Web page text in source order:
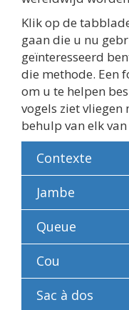
Klik op de
gaan die u nu
geïnteresseerd
die methode. Een
om u te helpen
vogels ziet
behulp van elk
Contexte
Jambe
Queue
Cou
Sac à dos